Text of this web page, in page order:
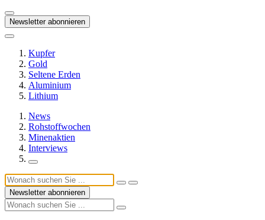
Newsletter abonnieren
Kupfer
Gold
Seltene Erden
Aluminium
Lithium
News
Rohstoffwochen
Minenaktien
Interviews
Newsletter abonnieren